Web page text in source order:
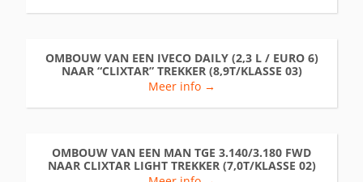
OMBOUW VAN EEN IVECO DAILY (2,3 L / EURO 6)
NAAR “CLIXTAR” TREKKER (8,9T/KLASSE 03)
Meer info →
OMBOUW VAN EEN MAN TGE 3.140/3.180 FWD
NAAR CLIXTAR LIGHT TREKKER (7,0T/KLASSE 02)